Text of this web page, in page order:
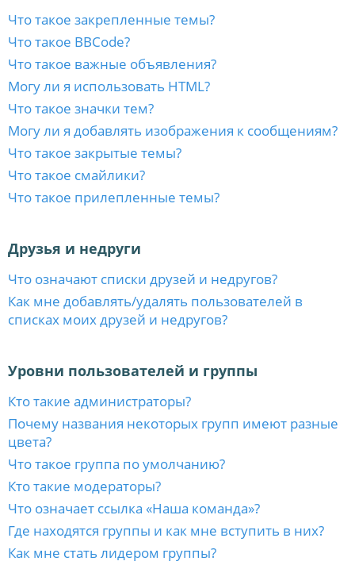
Что такое закрепленные темы?
Что такое BBCode?
Что такое важные объявления?
Могу ли я использовать HTML?
Что такое значки тем?
Могу ли я добавлять изображения к сообщениям?
Что такое закрытые темы?
Что такое смайлики?
Что такое прилепленные темы?
Друзья и недруги
Что означают списки друзей и недругов?
Как мне добавлять/удалять пользователей в
списках моих друзей и недругов?
Уровни пользователей и группы
Кто такие администраторы?
Почему названия некоторых групп имеют разные
цвета?
Что такое группа по умолчанию?
Кто такие модераторы?
Что означает ссылка «Наша команда»?
Где находятся группы и как мне вступить в них?
Как мне стать лидером группы?